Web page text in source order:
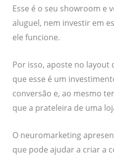
Esse é o seu showroom e
aluguel, nem investir em
ele funcione.
Por isso, aposte no layout
que esse é um
conversão e, ao mesmo
que a prateleira de uma
O neuromarketing
que pode ajudar a criar a